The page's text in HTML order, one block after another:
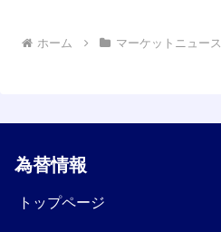
ホーム マーケットニュース
為替情報
トップページ